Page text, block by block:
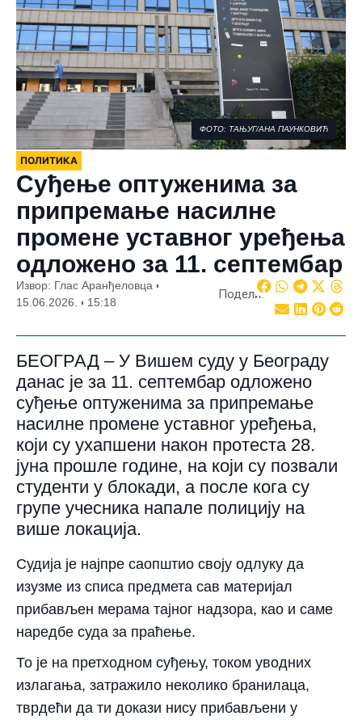
ФОТО: ТАЊУГ/АНА ПАУНКОВИЋ
ПОЛИТИКА
Суђење оптуженима за
припремање насилне
промене уставног уређења
одложено за 11. септембар
Извор: Глас Аранђеловца
15.06.2026.
15:18
Подели:
БЕОГРАД – У Вишем суду у Београду
данас је за 11. септембар одложено
суђење оптуженима за припремање
насилне промене уставног уређења,
који су ухапшени након протеста 28.
јуна прошле године, на који су позвали
студенти у блокади, а после кога су
групе учесника напале полицију на
више локација.
Судија је најпре саопштио своју одлуку да
изузме из списа предмета сав материјал
прибављен мерама тајног надзора, као и саме
наредбе суда за праћење.
То је на претходном суђењу, током уводних
излагања, затражило неколико бранилаца,
тврдећи да ти докази нису прибављени у